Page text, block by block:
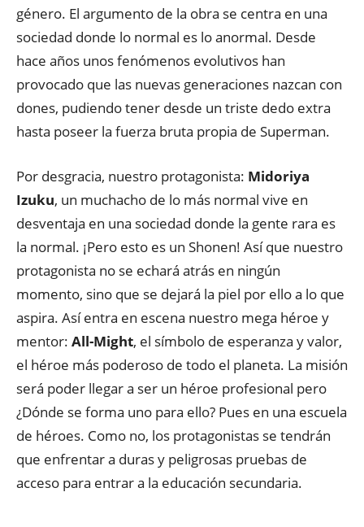
género. El argumento de la obra se centra en una
sociedad donde lo normal es lo anormal. Desde
hace años unos fenómenos evolutivos han
provocado que las nuevas generaciones nazcan con
dones, pudiendo tener desde un triste dedo extra
hasta poseer la fuerza bruta propia de Superman.
Por desgracia, nuestro protagonista: Midoriya
Izuku, un muchacho de lo más normal vive en
desventaja en una sociedad donde la gente rara es
la normal. ¡Pero esto es un Shonen! Así que nuestro
protagonista no se echará atrás en ningún
momento, sino que se dejará la piel por ello a lo que
aspira. Así entra en escena nuestro mega héroe y
mentor: All-Might, el símbolo de esperanza y valor,
el héroe más poderoso de todo el planeta. La misión
será poder llegar a ser un héroe profesional pero
¿Dónde se forma uno para ello? Pues en una escuela
de héroes. Como no, los protagonistas se tendrán
que enfrentar a duras y peligrosas pruebas de
acceso para entrar a la educación secundaria.